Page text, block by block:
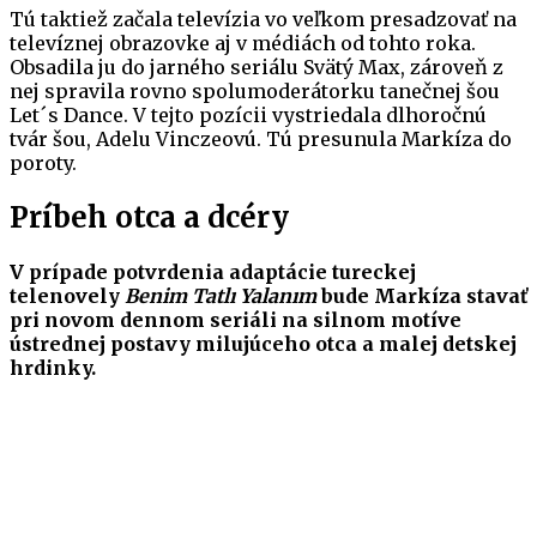
Tú taktiež začala televízia vo veľkom presadzovať na
televíznej obrazovke aj v médiách od tohto roka.
Obsadila ju do jarného seriálu Svätý Max, zároveň z
nej spravila rovno spolumoderátorku tanečnej šou
Let´s Dance. V tejto pozícii vystriedala dlhoročnú
tvár šou, Adelu Vinczeovú. Tú presunula Markíza do
poroty.
Príbeh otca a dcéry
V prípade potvrdenia adaptácie tureckej
telenovely Benim Tatlı Yalanımbude Markíza stavať
pri novom dennom seriáli na silnom motíve
ústrednej postavy milujúceho otca a malej detskej
hrdinky.